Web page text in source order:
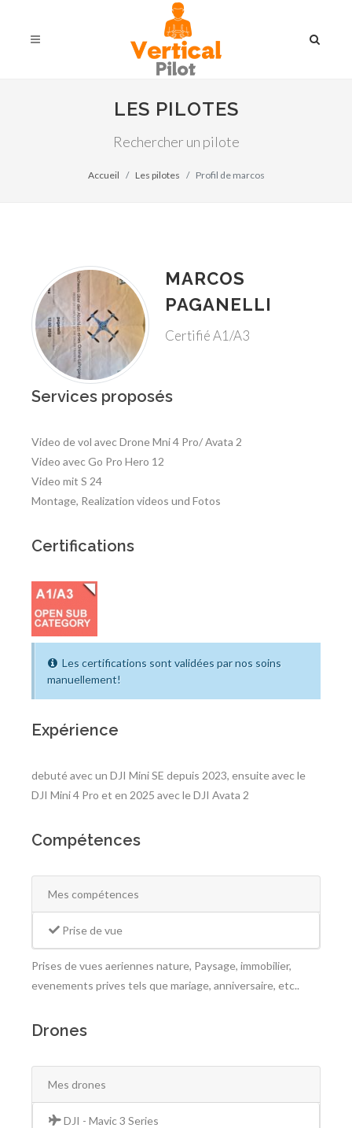
LES PILOTES
Rechercher un pilote
Accueil Les pilotes Profil de marcos
MARCOS
PAGANELLI
Certifié A1/A3
Services proposés
Video de vol avec Drone Mni 4 Pro/ Avata 2
Video avec Go Pro Hero 12
Video mit S 24
Montage, Realization videos und Fotos
Certifications
Les certifications sont validées par nos soins
manuellement!
Expérience
debuté avec un DJI Mini SE depuis 2023, ensuite avec le
DJI Mini 4 Pro et en 2025 avec le DJI Avata 2
Compétences
Mes compétences
Prise de vue
Prises de vues aeriennes nature, Paysage, immobilier,
evenements prives tels que mariage, anniversaire, etc..
Drones
Mes drones
DJI - Mavic 3 Series